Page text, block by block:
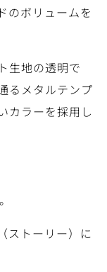
のボリュームを
生地の透明で
るメタルテンプ
カラーを採用し
ストーリー）に